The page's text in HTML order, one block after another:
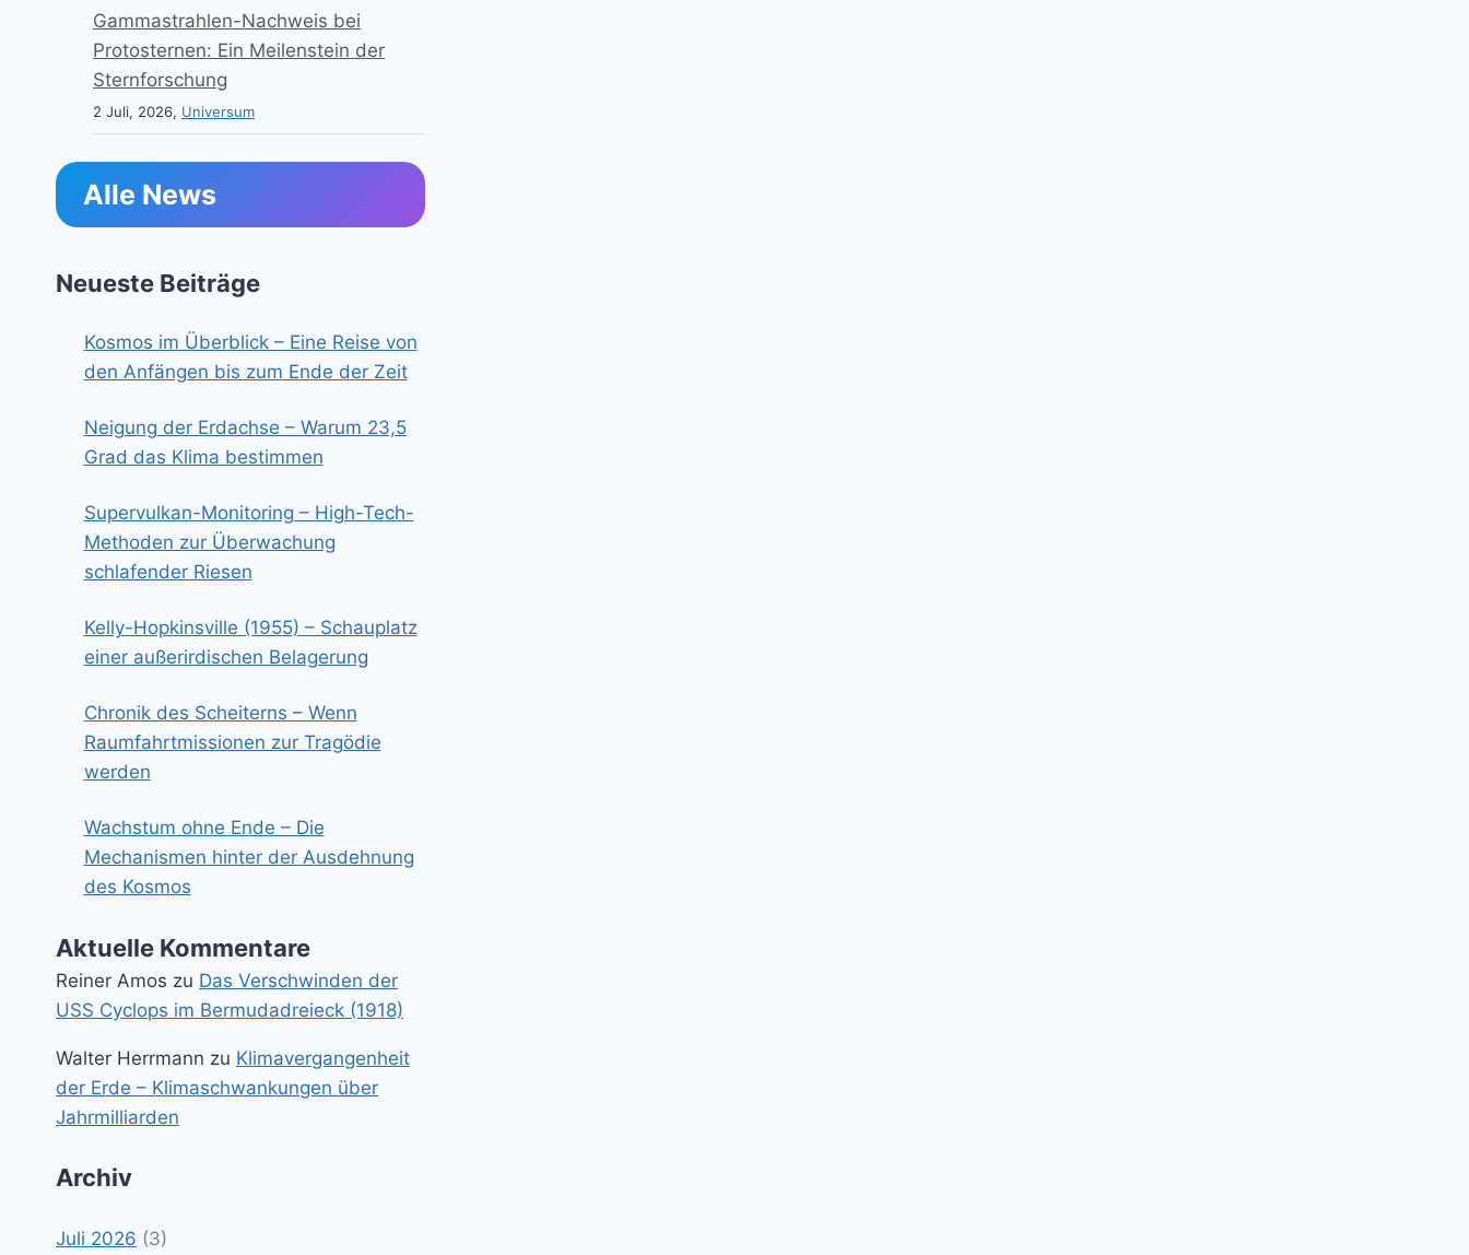
Gammastrahlen-Nachweis bei
Protosternen: Ein Meilenstein der
Sternforschung
2 Juli, 2026, Universum
Alle News
Neueste Beiträge
Kosmos im Überblick – Eine Reise von
den Anfängen bis zum Ende der Zeit
Neigung der Erdachse – Warum 23,5
Grad das Klima bestimmen
Supervulkan-Monitoring – High-Tech-
Methoden zur Überwachung
schlafender Riesen
Kelly-Hopkinsville (1955) – Schauplatz
einer außerirdischen Belagerung
Chronik des Scheiterns – Wenn
Raumfahrtmissionen zur Tragödie
werden
Wachstum ohne Ende – Die
Mechanismen hinter der Ausdehnung
des Kosmos
Aktuelle Kommentare
Reiner Amos zu Das Verschwinden der
USS Cyclops im Bermudadreieck (1918)
Walter Herrmann zu Klimavergangenheit
der Erde – Klimaschwankungen über
Jahrmilliarden
Archiv
Juli 2026 (3)